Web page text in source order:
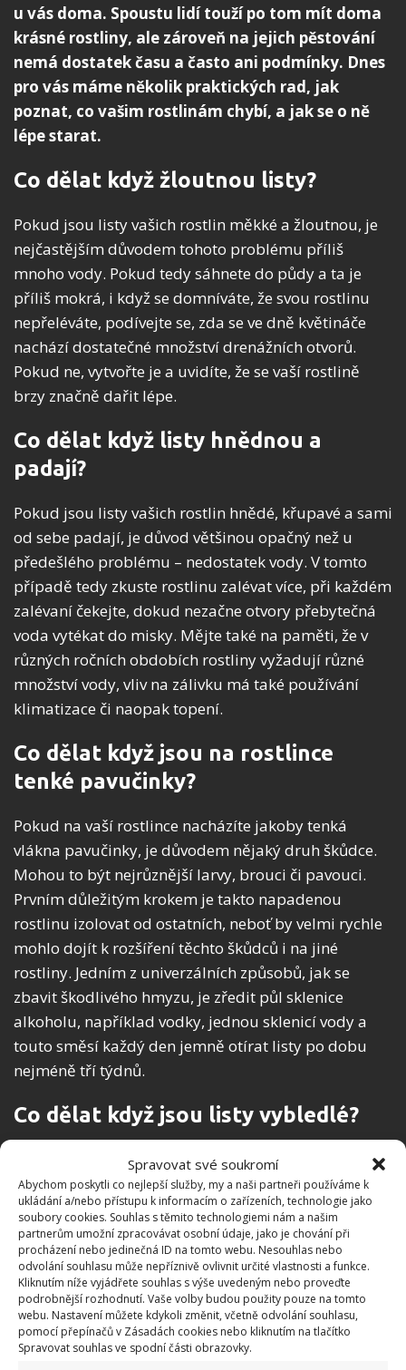
Spravovat své soukromí
Abychom poskytli co nejlepší služby, my a naši partneři používáme k
ukládání a/nebo přístupu k informacím o zařízeních, technologie jako
soubory cookies. Souhlas s těmito technologiemi nám a našim
partnerům umožní zpracovávat osobní údaje, jako je chování při
procházení nebo jedinečná ID na tomto webu. Nesouhlas nebo
odvolání souhlasu může nepříznivě ovlivnit určité vlastnosti a funkce.
Kliknutím níže vyjádřete souhlas s výše uvedeným nebo proveďte
podrobnější rozhodnutí. Vaše volby budou použity pouze na tomto
webu. Nastavení můžete kdykoli změnit, včetně odvolání souhlasu,
pomocí přepínačů v Zásadách cookies nebo kliknutím na tlačítko
Spravovat souhlas ve spodní části obrazovky.
u vás doma. Spoustu lidí touží po tom mít doma
krásné rostliny, ale zároveň na jejich pěstování
nemá dostatek času a často ani podmínky. Dnes
pro vás máme několik praktických rad, jak
poznat, co vašim rostlinám chybí, a jak se o ně
lépe starat.
Co dělat když žloutnou listy?
Pokud jsou listy vašich rostlin měkké a žloutnou, je
nejčastějším důvodem tohoto problému příliš
mnoho vody. Pokud tedy sáhnete do půdy a ta je
příliš mokrá, i když se domníváte, že svou rostlinu
nepřeléváte, podívejte se, zda se ve dně květináče
nachází dostatečné množství drenážních otvorů.
Pokud ne, vytvořte je a uvidíte, že se vaší rostlině
brzy značně dařit lépe.
Co dělat když listy hnědnou a
padají?
Pokud jsou listy vašich rostlin hnědé, křupavé a sami
od sebe padají, je důvod většinou opačný než u
předešlého problému – nedostatek vody. V tomto
případě tedy zkuste rostlinu zalévat více, při každém
zalévaní čekejte, dokud nezačne otvory přebytečná
voda vytékat do misky. Mějte také na paměti, že v
různých ročních obdobích rostliny vyžadují různé
množství vody, vliv na zálivku má také používání
klimatizace či naopak topení.
Co dělat když jsou na rostlince
tenké pavučinky?
Pokud na vaší rostlince nacházíte jakoby tenká
vlákna pavučinky, je důvodem nějaký druh škůdce.
Mohou to být nejrůznější larvy, brouci či pavouci.
Prvním důležitým krokem je takto napadenou
rostlinu izolovat od ostatních, neboť by velmi rychle
mohlo dojít k rozšíření těchto škůdců i na jiné
rostliny. Jedním z univerzálních způsobů, jak se
zbavit škodlivého hmyzu, je zředit půl sklenice
alkoholu, například vodky, jednou sklenicí vody a
touto směsí každý den jemně otírat listy po dobu
nejméně tří týdnů.
Co dělat když jsou listy vybledlé?
Pokud jsou listy vaší rostliny jakoby vybledlé a
mnohem méně zelené či barevné, než by měly být, a
zároveň vidíte, že došlo k poklesu půdy v květináči, je
důvodem problému nedostatek živin v půdě. Možná
jste rostlinu dlouho nepřesazovali. Není ale vhodné
rostlinu okamžitě přesadit v takovémto oslabením
stavu, neboť sám proces přesazení je pro rostlinu
poměrně náročný a stresující. Než rostlinu
přesadíte, zkuste jí dopřát ozdravnou kúru přidáním